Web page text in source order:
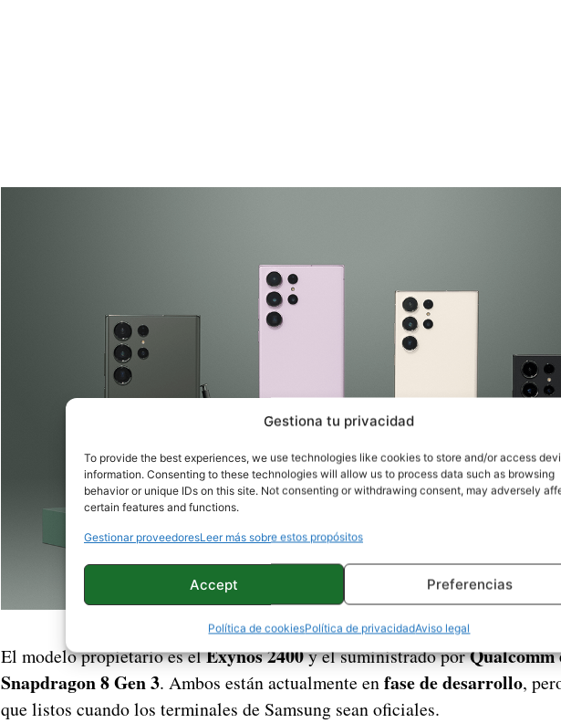
Gestiona tu privacidad
To provide the best experiences, we use technologies like cookies to store and/or access
information. Consenting to these technologies will allow us to process data such as browsing
behavior or unique IDs on this site. Not consenting or withdrawing consent, may adversely
certain features and functions.
Gestionar proveedoresLeer más sobre estos propósitos
Accept Preferencias
Política de cookiesPolítica de privacidadAviso legal
El modelo propietario es elExynos 2400y el suministrado porQualcomm
Snapdragon 8 Gen 3. Ambos están actualmente enfase de desarrollo,
que listos cuando los terminales de Samsung sean oficiales.